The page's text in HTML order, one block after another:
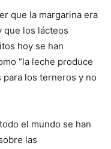
que la margarina era
que los lácteos
hoy se han
“la leche produce
para los terneros y no
el mundo se han
las